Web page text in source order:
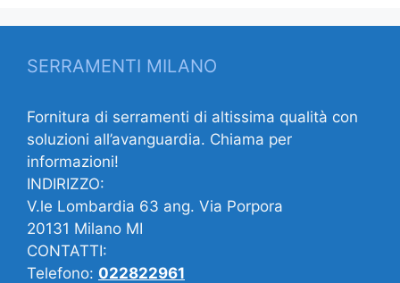
SERRAMENTI MILANO
Fornitura di serramenti di altissima qualità con
soluzioni all’avanguardia. Chiama per
informazioni!
INDIRIZZO:
V.le Lombardia 63 ang. Via Porpora
20131 Milano MI
CONTATTI:
Telefono: 022822961